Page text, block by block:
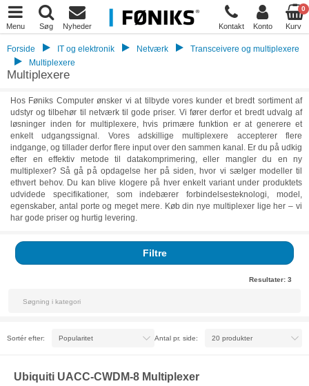
Menu Søg Nyheder Kontakt Konto
0
Kurv
Forside IT og elektronik Netværk
Transceivere og multiplexere
Multiplexere
Multiplexere
Hos Føniks Computer ønsker vi at tilbyde vores kunder et bredt sortiment af
udstyr og tilbehør til netværk til gode priser. Vi fører derfor et bredt udvalg af
løsninger inden for multiplexere, hvis primære funktion er at generere et
enkelt udgangssignal. Vores adskillige multiplexere accepterer flere
indgange, og tillader derfor flere input over den sammen kanal. Er du på udkig
efter en effektiv metode til datakomprimering, eller mangler du en ny
multiplexer? Så gå på opdagelse her på siden, hvor vi sælger modeller til
ethvert behov. Du kan blive klogere på hver enkelt variant under produktets
udvidede specifikationer, som indebærer forbindelsesteknologi, model,
egenskaber, antal porte og meget mere. Køb din nye multiplexer lige her – vi
har gode priser og hurtig levering.
Filtre
Resultater: 3
Sortér efter: Antal pr. side:
Ubiquiti UACC-CWDM-8 Multiplexer